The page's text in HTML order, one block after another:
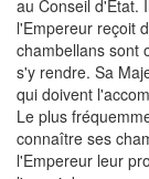
au Conseil d'État.
l'Empereur reçoit
chambellans sont
s'y rendre. Sa
qui doivent
Le plus
connaître ses
l'Empereur leur